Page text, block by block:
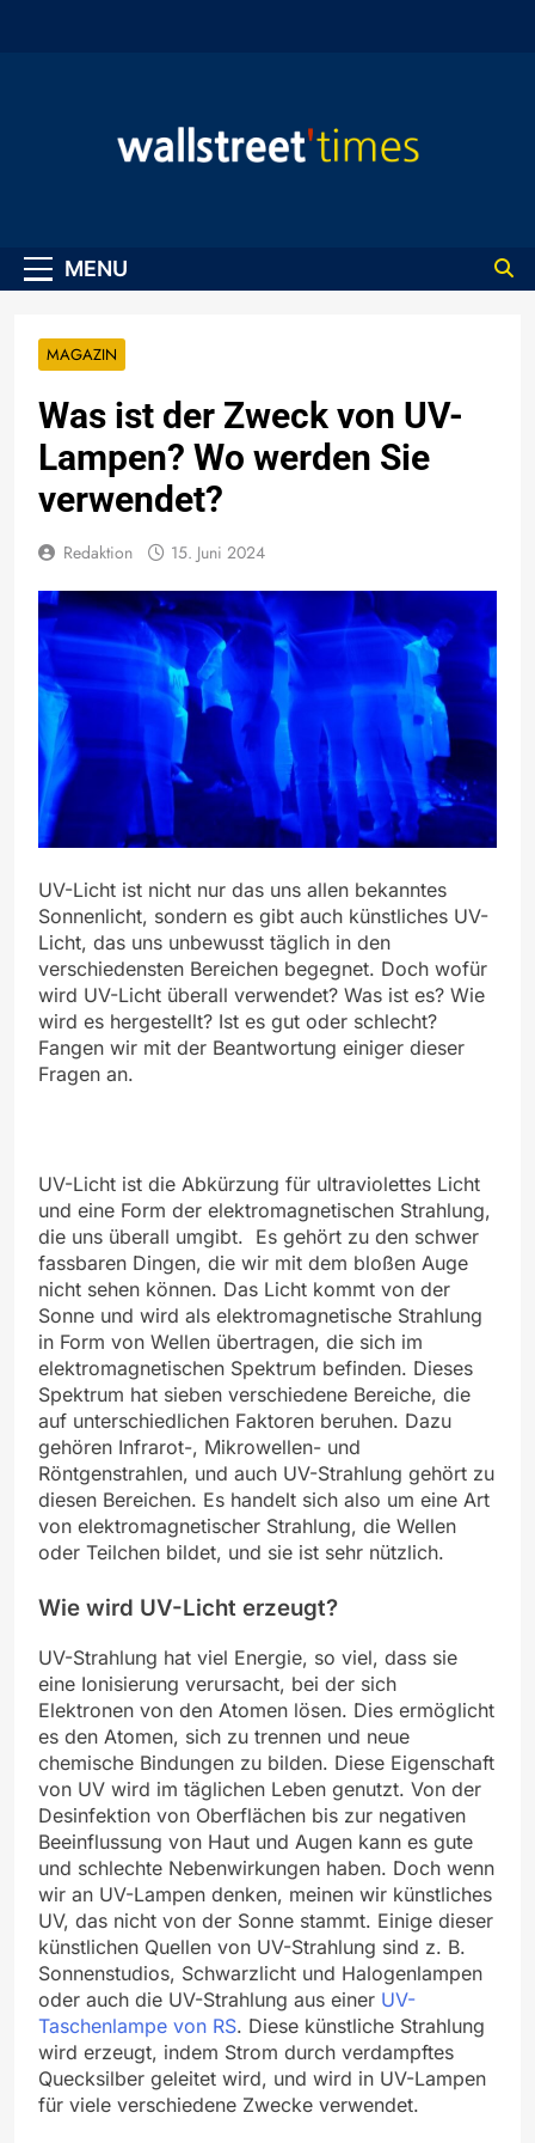
MENU
MAGAZIN
Was ist der Zweck von UV-
Lampen? Wo werden Sie
verwendet?
Redaktion 15. Juni 2024
UV-Licht ist nicht nur das uns allen bekanntes
Sonnenlicht, sondern es gibt auch künstliches UV-
Licht, das uns unbewusst täglich in den
verschiedensten Bereichen begegnet. Doch wofür
wird UV-Licht überall verwendet? Was ist es? Wie
wird es hergestellt? Ist es gut oder schlecht?
Fangen wir mit der Beantwortung einiger dieser
Fragen an.
UV-Licht ist die Abkürzung für ultraviolettes Licht
und eine Form der elektromagnetischen Strahlung,
die uns überall umgibt. Es gehört zu den schwer
fassbaren Dingen, die wir mit dem bloßen Auge
nicht sehen können. Das Licht kommt von der
Sonne und wird als elektromagnetische Strahlung
in Form von Wellen übertragen, die sich im
elektromagnetischen Spektrum befinden. Dieses
Spektrum hat sieben verschiedene Bereiche, die
auf unterschiedlichen Faktoren beruhen. Dazu
gehören Infrarot-, Mikrowellen- und
Röntgenstrahlen, und auch UV-Strahlung gehört zu
diesen Bereichen. Es handelt sich also um eine Art
von elektromagnetischer Strahlung, die Wellen
oder Teilchen bildet, und sie ist sehr nützlich.
Wie wird UV-Licht erzeugt?
UV-Strahlung hat viel Energie, so viel, dass sie
eine Ionisierung verursacht, bei der sich
Elektronen von den Atomen lösen. Dies ermöglicht
es den Atomen, sich zu trennen und neue
chemische Bindungen zu bilden. Diese Eigenschaft
von UV wird im täglichen Leben genutzt. Von der
Desinfektion von Oberflächen bis zur negativen
Beeinflussung von Haut und Augen kann es gute
und schlechte Nebenwirkungen haben. Doch wenn
wir an UV-Lampen denken, meinen wir künstliches
UV, das nicht von der Sonne stammt. Einige dieser
künstlichen Quellen von UV-Strahlung sind z. B.
Sonnenstudios, Schwarzlicht und Halogenlampen
oder auch die UV-Strahlung aus einer UV-
Taschenlampe von RS. Diese künstliche Strahlung
wird erzeugt, indem Strom durch verdampftes
Quecksilber geleitet wird, und wird in UV-Lampen
für viele verschiedene Zwecke verwendet.